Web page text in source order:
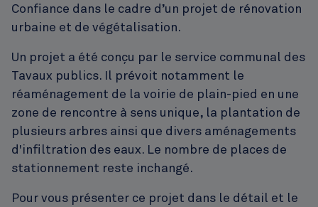
Confiance dans le cadre d’un projet de rénovation
urbaine et de végétalisation.
Un projet a été conçu par le service communal des
Tavaux publics. Il prévoit notamment le
réaménagement de la voirie de plain-pied en une
zone de rencontre à sens unique, la plantation de
plusieurs arbres ainsi que divers aménagements
d'infiltration des eaux. Le nombre de places de
stationnement reste inchangé.
Pour vous présenter ce projet dans le détail et le